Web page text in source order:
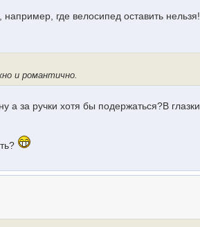
где велосипед оставить нельзя!
и романтично.
а за ручки хотя бы подержаться?В глазки